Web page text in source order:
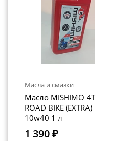
Масла и смазки
Масло MISHIMO 4T
ROAD BIKE (EXTRA)
10w40 1 л
1 390 ₽